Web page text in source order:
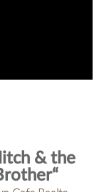
& the